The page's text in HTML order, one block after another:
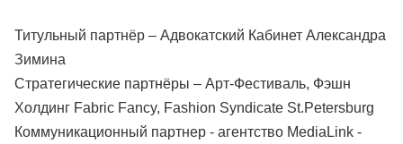
Титульный партнёр – Адвокатский Кабинет Александра
Зимина
Стратегические партнёры – Арт-Фестиваль, Фэшн
Холдинг Fabric Fancy, Fashion Syndicate St.Petersburg
Коммуникационный партнер - агентство MediaLink -